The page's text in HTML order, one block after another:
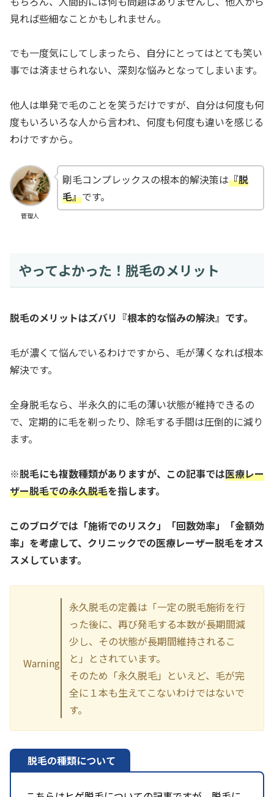
見れば些細なことかもしれません。
でも一度気にしてしまったら、自分にとってはとても笑い
事では済ませられない、深刻な悩みとなってしまいます。
他人は単発で毛のことを笑うだけですが、自分は何度も何
度もいろいろな人から言われ、何度も何度も違いを感じる
わけですから。
管理人
剛毛コンプレックスの根本的解決策は『脱
毛』です。
やってよかった！脱毛のメリット
脱毛のメリットはズバリ『根本的な悩みの解決』です。
毛が濃くて悩んでいるわけですから、毛が薄くなれば根本
解決です。
全身脱毛なら、半永久的に毛の薄い状態が維持できるの
で、定期的に毛を剃ったり、除毛する手間は圧倒的に減り
ます。
※脱毛にも複数種類がありますが、この記事では医療レー
ザー脱毛での永久脱毛を指します。
このブログでは「施術でのリスク」「回数効率」「金額効
率」を考慮して、クリニックでの医療レーザー脱毛をオス
スメしています。
Warning
永久脱毛の定義は「一定の脱毛施術を行
った後に、再び発毛する本数が長期間減
少し、その状態が長期間維持されるこ
と」とされています。
そのため「永久脱毛」といえど、毛が完
全に１本も生えてこないわけではないで
す。
脱毛の種類について